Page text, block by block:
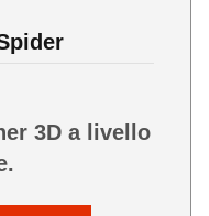
3D a livello